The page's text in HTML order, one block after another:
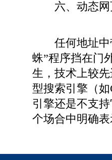
六、动态网
任何地址中带
蛛”程序挡在门
生，技术上较
型搜索引擎（
引擎还是不支
个场合中明确